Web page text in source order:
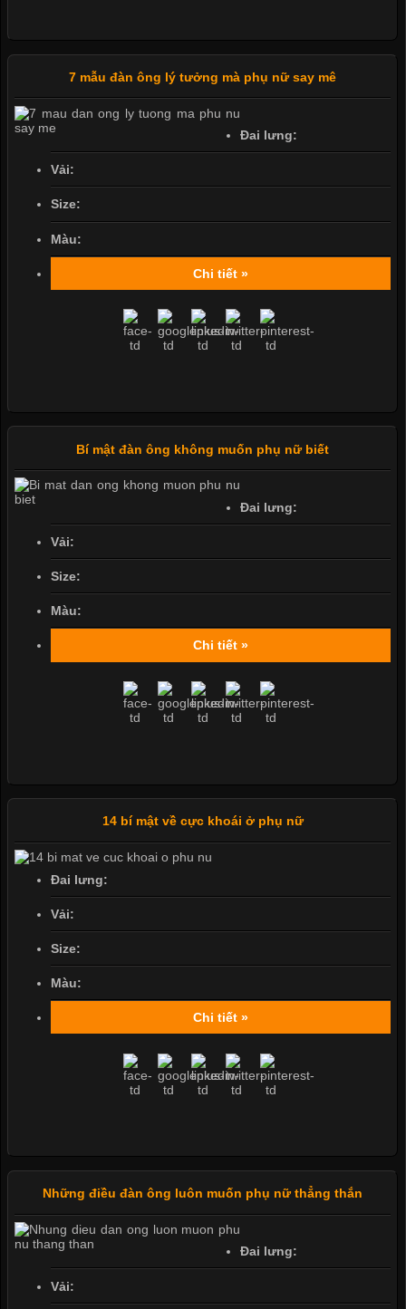
7 mẫu đàn ông lý tưởng mà phụ nữ say mê
Đai lưng:
Vải:
Size:
Màu:
Chi tiết »
Bí mật đàn ông không muốn phụ nữ biết
Đai lưng:
Vải:
Size:
Màu:
Chi tiết »
14 bí mật về cực khoái ở phụ nữ
Đai lưng:
Vải:
Size:
Màu:
Chi tiết »
Những điều đàn ông luôn muốn phụ nữ thẳng thắn
Đai lưng:
Vải: